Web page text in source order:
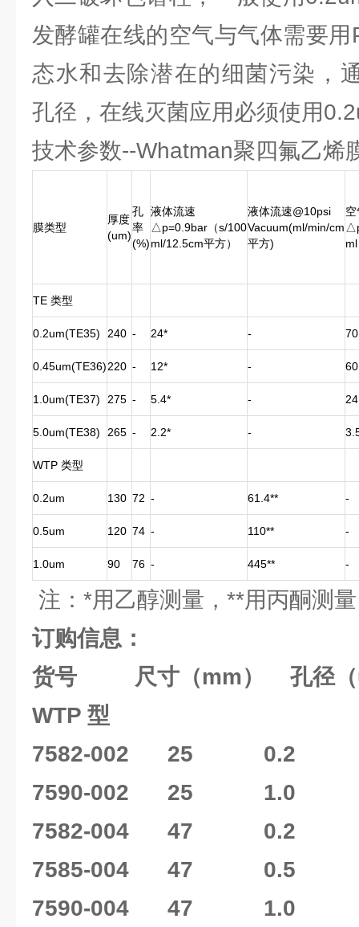
发酵罐在线的空气与气体需要
态水和去除潜在的细菌污染，
孔径，在线灭菌应用必须使用
技术参数--Whatman聚四氟乙烯
膜类型
厚度
(um)
孔
率
(%)
液体流速
△p=0.9bar（s/100
ml/12.5cm平方）
液体流速@10psi
Vacuum(ml/min/cm
平方)
TE 类型
0.2um(TE35) 240 - 24* - 70
0.45um(TE36)220 - 12* - 60
1.0um(TE37) 275 - 5.4* - 24
5.0um(TE38) 265 - 2.2* -
WTP 类型
0.2um 130 72 - 61.4** -
0.5um 120 74 - 110** -
1.0um 90 76 - 445** -
注：*用乙醇测量，**用丙酮测量
订购信息：
货号 尺寸（mm） 孔径（
WTP 型
7582-002 25 0.2
7590-002 25 1.0
7582-004 47 0.2
7585-004 47 0.5
7590-004 47 1.0